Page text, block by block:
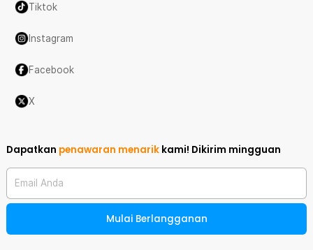
Tiktok
Instagram
Facebook
X
Dapatkan penawaran menarik kami! Dikirim mingguan
Email Anda
Mulai Berlangganan